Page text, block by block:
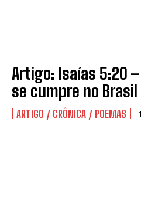
Artigo: Isaías 5:20
se cumpre no Brasil
ARTIGO / CRÔNICA / POEMAS